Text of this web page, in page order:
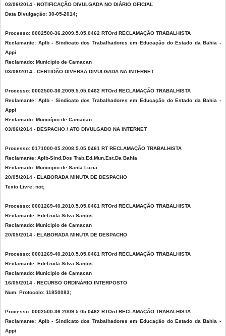
03/06/2014 - NOTIFICAÇÃO DIVULGADA NO DIÁRIO OFICIAL
Data Divulgação: 30-05-2014;
Processo: 0002500-36.2009.5.05.0462 RTOrd RECLAMAÇÃO TRABALHISTA
Reclamante: Aplb - Sindicato dos Trabalhadores em Educação do Estado da Bahia -
Appi
Reclamado: Município de Camacan
03/06/2014 - CERTIDÃO DIVERSA DIVULGADA NA INTERNET
Processo: 0002500-36.2009.5.05.0462 RTOrd RECLAMAÇÃO TRABALHISTA
Reclamante: Aplb - Sindicato dos Trabalhadores em Educação do Estado da Bahia -
Appi
Reclamado: Município de Camacan
03/06/2014 - DESPACHO / ATO DIVULGADO NA INTERNET
Processo: 0171000-05.2008.5.05.0461 RT RECLAMAÇÃO TRABALHISTA
Reclamante: Aplb-Sind.Dos Trab.Ed.Mun.Est.Da Bahia
Reclamado: Municipio de Santa Luzia
20/05/2014 - ELABORADA MINUTA DE DESPACHO
Texto Livre: not;
Processo: 0001269-40.2010.5.05.0461 RTOrd RECLAMAÇÃO TRABALHISTA
Reclamante: Edelzuita Silva Santos
Reclamado: Município de Camacan
20/05/2014 - ELABORADA MINUTA DE DESPACHO
Processo: 0001269-40.2010.5.05.0461 RTOrd RECLAMAÇÃO TRABALHISTA
Reclamante: Edelzuita Silva Santos
Reclamado: Município de Camacan
16/05/2014 - RECURSO ORDINÁRIO INTERPOSTO
Num. Protocolo: 11850083;
Processo: 0002500-36.2009.5.05.0462 RTOrd RECLAMAÇÃO TRABALHISTA
Reclamante: Aplb - Sindicato dos Trabalhadores em Educação do Estado da Bahia -
Appi